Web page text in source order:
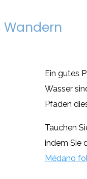
Wandern
Ein gutes
Wasser
Pfaden
Tauchen
indem Sie
Médano